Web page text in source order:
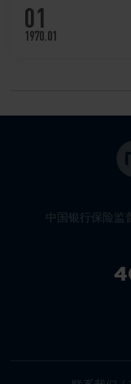
01
1970.01
中国银行保险监